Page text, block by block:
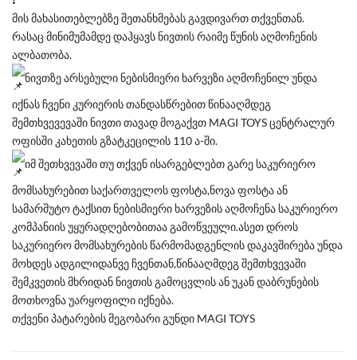
მის მახასითებლებზე შეთანხმებას გავდივართ თქვენთან.
რასაც მინიმუმამდე დაჰყავს ნივთის რაიმე წუნის აღმოჩენის
ალბათობა.
ნივთზე არსებული ნებისმიერი ხარვეზი აღმოჩენილ უნდა
იქნას ჩვენი კურიერის თანდასწრებით წინააღმდეგ
შემთხვევევაში ნივთი თავად მოგაქვთ MAGI TOYS ცენტრალურ
ოფისში კახეთის გზატკეცილის 110 ა-ში.
იმ შეთხვევაში თუ თქვენ ისარგებლებთ გარე საკურიერო
მომსახურებით საქართველოს ფოსტა,ნოვა ფოსტა ან
სამარშუტო ტაქსით ნებისმიერი ხარვეზის აღმოჩენა საკურიერო
კომპანიის უყურადღებობითაა გამოწვეული.ასეთ დროს
საკურიერო მომსახურების წარმომადგენლის დაკავშირება უნდა
მოხდეს ადგილიდანვე ჩვენთან,წინააღმდეგ შემთხვევაში
შემკვეთის მხრიდან ნივთის გამოცვლის ან უკან დაბრუნების
მოთხოვნა უარყოფილი იქნება.
თქვენი პატარების მეგობარი გუნდი MAGI TOYS